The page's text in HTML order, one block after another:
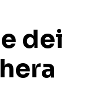
dei